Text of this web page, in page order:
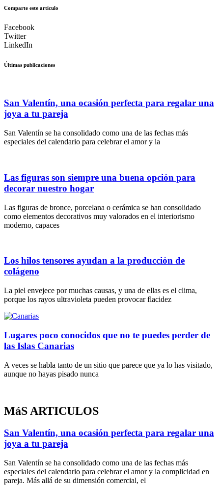
Comparte este artículo
Facebook
Twitter
LinkedIn
Últimas publicaciones
San Valentín, una ocasión perfecta para regalar una
joya a tu pareja
San Valentín se ha consolidado como una de las fechas más
especiales del calendario para celebrar el amor y la
Las figuras son siempre una buena opción para
decorar nuestro hogar
Las figuras de bronce, porcelana o cerámica se han consolidado
como elementos decorativos muy valorados en el interiorismo
moderno, capaces
Los hilos tensores ayudan a la producción de
colágeno
La piel envejece por muchas causas, y una de ellas es el clima,
porque los rayos ultravioleta pueden provocar flacidez
Lugares poco conocidos que no te puedes perder de
las Islas Canarias
A veces se habla tanto de un sitio que parece que ya lo has visitado,
aunque no hayas pisado nunca
MáS ARTICULOS
San Valentín, una ocasión perfecta para regalar una
joya a tu pareja
San Valentín se ha consolidado como una de las fechas más
especiales del calendario para celebrar el amor y la complicidad en
pareja. Más allá de su dimensión comercial, el